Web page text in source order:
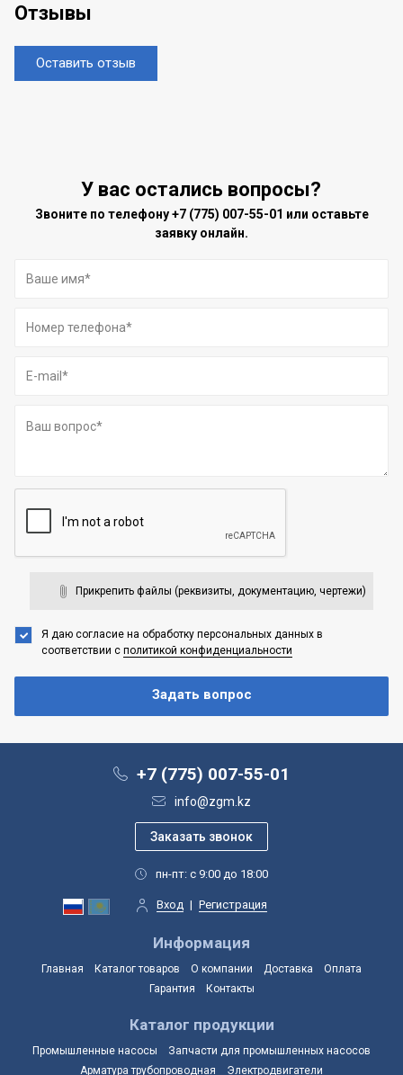
Отзывы
Оставить отзыв
У вас остались вопросы?
Звоните по телефону+7 (775) 007-55-01 или оставьте
заявку онлайн.
Прикрепить файлы (реквизиты, документацию, чертежи)
Я даю согласие на обработку персональных данных в
соответствии с политикой конфиденциальности
+7 (775) 007-55-01
info@zgm.kz
пн-пт: с 9:00 до 18:00
Вход | Регистрация
Информация
Главная Каталог товаров О компании Доставка
Оплата
Гарантия
Контакты
Каталог продукции
Промышленные насосы
Запчасти для промышленных насосов
Арматура трубопроводная
Электродвигатели